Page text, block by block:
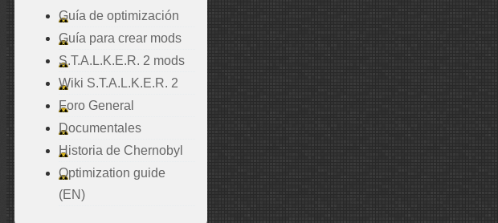
Guía de optimización
Guía para crear mods
S.T.A.L.K.E.R. 2 mods
Wiki S.T.A.L.K.E.R. 2
Foro General
Documentales
Historia de Chernobyl
Optimization guide
(EN)